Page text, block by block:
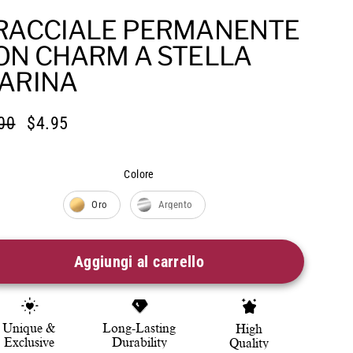
PERMANENTE
CHARM A STELLA
$4.95
Colore
Oro Argento
Aggiungi al carrello
Unique &
Exclusive
Long-Lasting
Durability
High
Quality